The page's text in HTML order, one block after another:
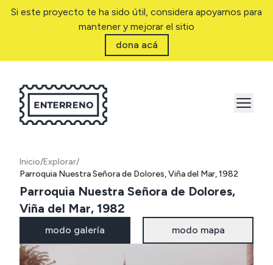
Si este proyecto te ha sido útil, considera apoyarnos para
mantener y mejorar el sitio
dona acá
Inicio/Explorar/
Parroquia Nuestra Señora de Dolores, Viña del Mar, 1982
Parroquia Nuestra Señora de Dolores,
Viña del Mar, 1982
modo galería modo mapa